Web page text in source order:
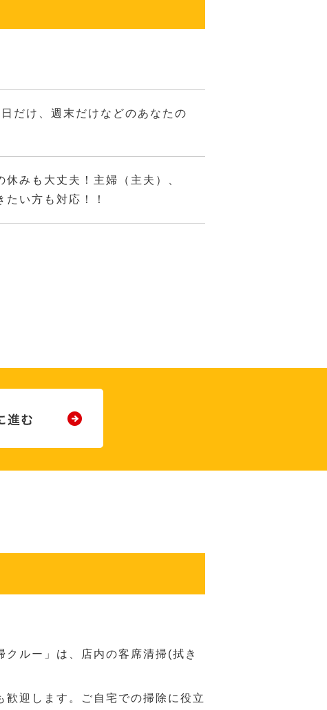
だけ、週末だけなどのあなたの
みも大丈夫！主婦（主夫）、
い方も対応！！
ルー」は、店内の客席清掃(拭き
迎します。ご自宅での掃除に役立